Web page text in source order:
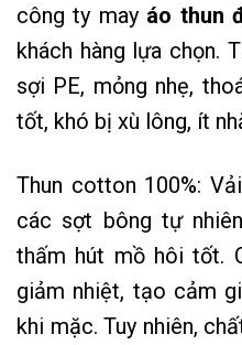
công ty may áo thun
khách hàng lựa chọn.
sợi PE, mỏng nhẹ,
tốt, khó bị xù lông, ít
Thun cotton 100%:
các sợt bông tự
thấm hút mồ hôi tốt.
giảm nhiệt, tạo cảm
khi mặc. Tuy nhiên,